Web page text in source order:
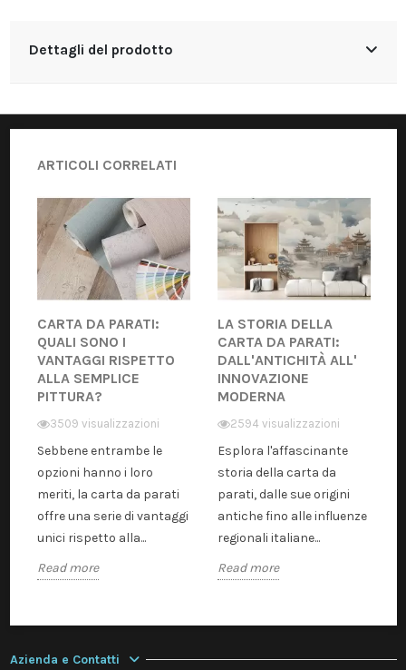
Dettagli del prodotto
ARTICOLI CORRELATI
CARTA DA PARATI:
QUALI SONO I
VANTAGGI RISPETTO
ALLA SEMPLICE
PITTURA?
3509 visualizzazioni
Sebbene entrambe le
opzioni hanno i loro
meriti, la carta da parati
offre una serie di vantaggi
unici rispetto alla...
Read more
LA STORIA DELLA
CARTA DA PARATI:
DALL'ANTICHITÀ ALL'
INNOVAZIONE
MODERNA
2594 visualizzazioni
Esplora l'affascinante
storia della carta da
parati, dalle sue origini
antiche fino alle influenze
regionali italiane...
Read more
Azienda e Contatti